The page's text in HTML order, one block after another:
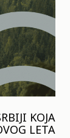
KOJA
LETA